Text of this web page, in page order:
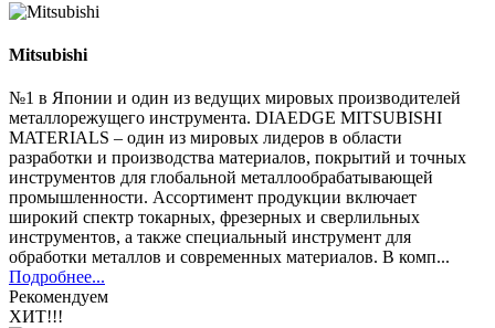
Mitsubishi
№1 в Японии и один из ведущих мировых производителей
металлорежущего инструмента. DIAEDGE MITSUBISHI
MATERIALS – один из мировых лидеров в области
разработки и производства материалов, покрытий и точных
инструментов для глобальной металлообрабатывающей
промышленности. Ассортимент продукции включает
широкий спектр токарных, фрезерных и сверлильных
инструментов, а также специальный инструмент для
обработки металлов и современных материалов. В комп...
Подробнее...
Рекомендуем
ХИТ!!!